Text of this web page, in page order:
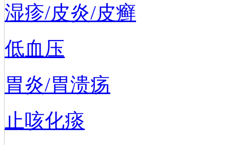
湿疹/皮炎/皮癣
低血压
胃炎/胃溃疡
止咳化痰